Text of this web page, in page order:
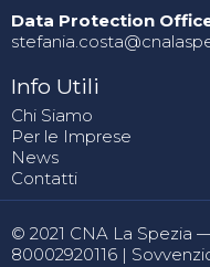
Data Protection
Info Utili
Chi Siamo
Per le Imprese
News
Contatti
© 2021 CNA La Spezia
80002920116 |